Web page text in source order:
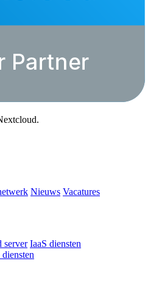
Nieuws Vacatures
server IaaS diensten